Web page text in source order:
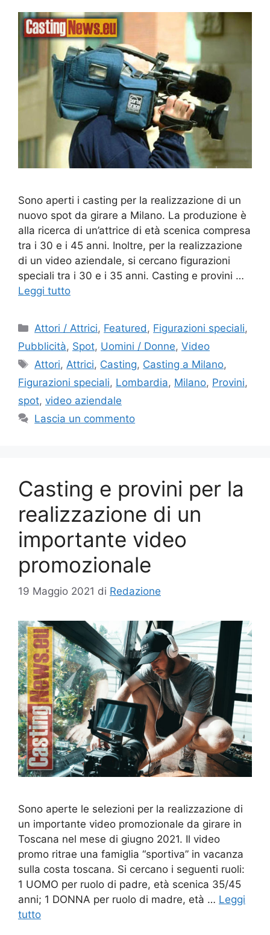
Sono aperti i casting per la realizzazione di un
nuovo spot da girare a Milano. La produzione è
alla ricerca di un’attrice di età scenica compresa
tra i 30 e i 45 anni. Inoltre, per la realizzazione
di un video aziendale, si cercano figurazioni
speciali tra i 30 e i 35 anni. Casting e provini …
Leggi tutto
Categorie
Attori / Attrici, Featured , Figurazioni speciali,
Pubblicità, Spot, Uomini / Donne, Video
Tag
Attori, Attrici, Casting, Casting a Milano,
Figurazioni speciali, Lombardia, Milano, Provini,
spot, video aziendale
Lascia un commento
Casting e provini per la
realizzazione di un
importante video
promozionale
19 Maggio 2021 di Redazione
Sono aperte le selezioni per la realizzazione di
un importante video promozionale da girare in
Toscana nel mese di giugno 2021. Il video
promo ritrae una famiglia “sportiva” in vacanza
sulla costa toscana. Si cercano i seguenti ruoli:
1 UOMO per ruolo di padre, età scenica 35/45
anni; 1 DONNA per ruolo di madre, età … Leggi
tutto